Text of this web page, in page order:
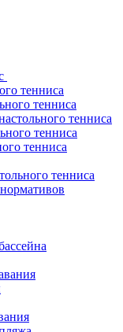
тенниса
тенниса
тенниса
тенниса
тенниса
тенниса